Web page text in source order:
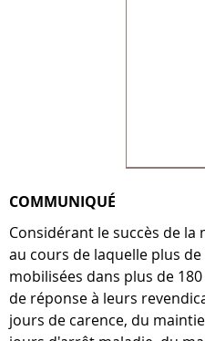
COMMUNIQUÉ
Considérant le succès de
au cours de laquelle plus
mobilisées dans plus de
de réponse à leurs
jours de carence, du